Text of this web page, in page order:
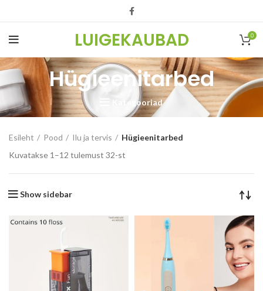
LUIGEKAUBAD 0
Hügieenitarbed
Kategooriad
Esileht Pood Ilu ja tervis
Hügieenitarbed
Kuvatakse 1–12 tulemust 32-st
Show sidebar